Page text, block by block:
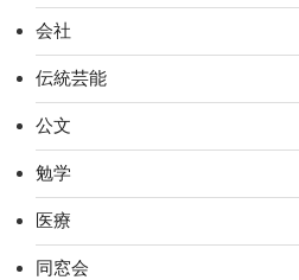
会社
伝統芸能
公文
勉学
医療
同窓会